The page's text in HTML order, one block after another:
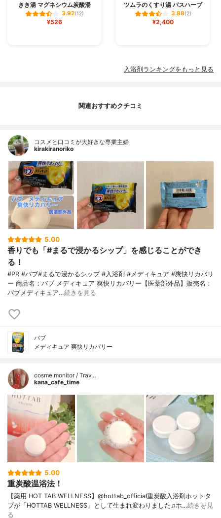
きき湯 マグネシウム炭酸湯
3.92(12)
¥526
ツムラのくすり湯 バスハーブ
3.88(2)
¥2,400
入浴剤ランキングをもっと見る
関連おすすめクチコミ
コスメと口コミが大好きな専業主婦
kirakiranoriko
5.00
香りでも「#まるで浸かるシップ」を感じることができ
る！
#PR #バブ#まるで浸かるシップ #入浴剤 #メディキュア #爽快リカバリ
ー 商品名：バブ メディキュア 爽快リカバリー【医薬部外品】販売名：
バブメディキュア…続きを見る
バブ
メディキュア 爽快リカバリー
cosme monitor / Trav…
kana_cafe_time
5.00
重炭酸温浴法！
【薬用 HOT TAB WELLNESS】@hottab_official重炭酸入浴剤ホットタ
ブが「HOTTAB WELLNESS」として生まれ変わりました♫ホ…続きを見
る